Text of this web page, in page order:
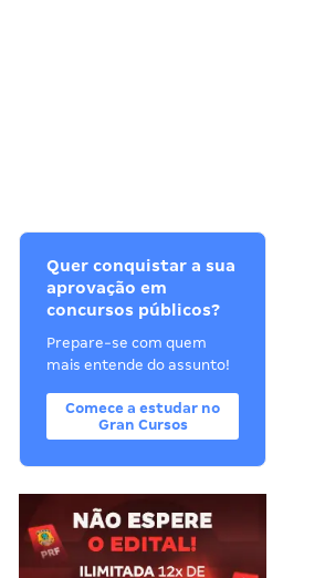
Quer conquistar a sua
aprovação em
concursos públicos?
Prepare-se com quem
mais entende do assunto!
Comece a estudar no
Gran Cursos